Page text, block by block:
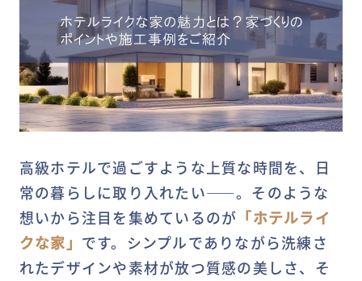
高級ホテルで過ごすような上質な時間を、日
常の暮らしに取り入れたい――。そのような
想いから注目を集めているのが 「ホテルライ
クな家」 です。シンプルでありながら洗練さ
れたデザインや素材が放つ質感の美しさ、そ